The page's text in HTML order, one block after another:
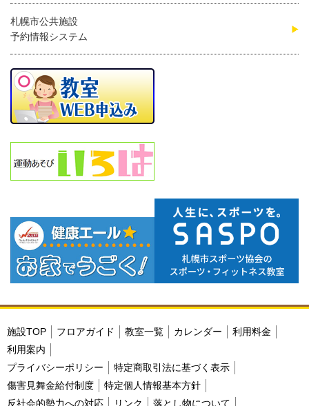
札幌市公共施設
予約情報システム
施設TOP フロアガイド 教室一覧 カレンダー
利用料金
利用案内
プライバシーポリシー
特定商取引法に基づく表示
傷害見舞金給付制度
特定個人情報基本方針
反社会的勢力への対応
リンク 落とし物について